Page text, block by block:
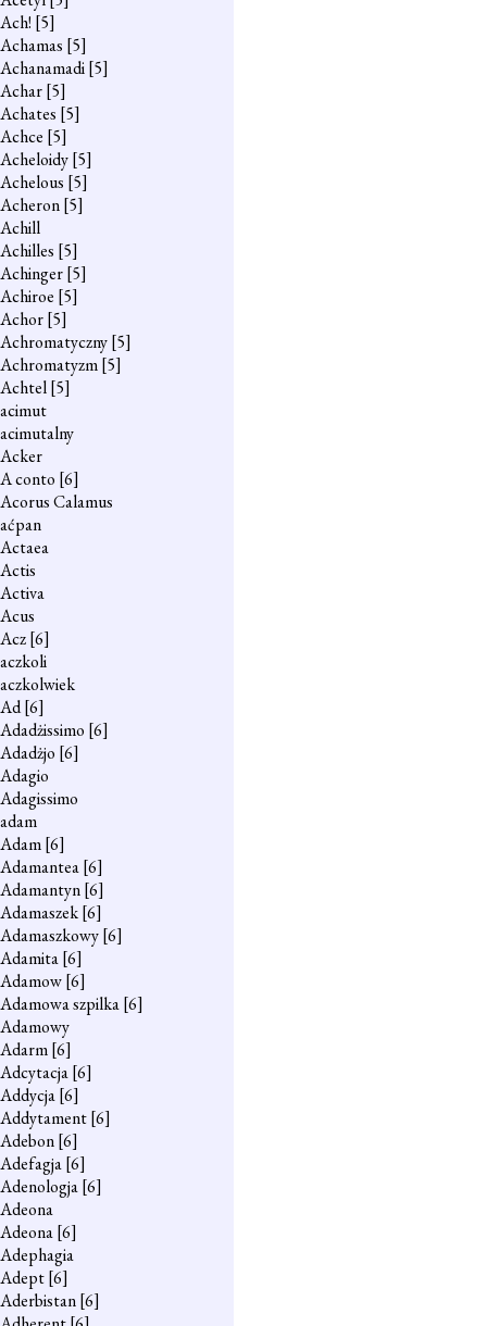
Ach! [5]
Achamas [5]
Achanamadi[5]
Achar[5]
Achates [5]
Achce [5]
Acheloidy[5]
Achelous [5]
Acheron[5]
Achill
Achilles [5]
Achinger[5]
Achiroe [5]
Achor[5]
Achromatyczny[5]
Achromatyzm[5]
Achtel[5]
acimut
acimutalny
Acker
A conto [6]
Acorus Calamus
aćpan
Actaea
Actis
Activa
Acus
Acz[6]
aczkoli
aczkolwiek
Ad[6]
Adadżissimo [6]
Adadżjo [6]
Adagio
Adagissimo
adam
Adam[6]
Adamantea[6]
Adamantyn[6]
Adamaszek[6]
Adamaszkowy[6]
Adamita[6]
Adamow[6]
Adamowa szpilka[6]
Adamowy
Adarm[6]
Adcytacja[6]
Addycja[6]
Addytament[6]
Adebon[6]
Adefagja[6]
Adenologja[6]
Adeona
Adeona[6]
Adephagia
Adept[6]
Aderbistan[6]